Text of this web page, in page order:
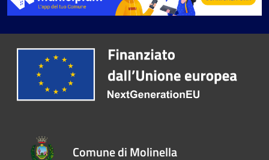
Comune di Molinella